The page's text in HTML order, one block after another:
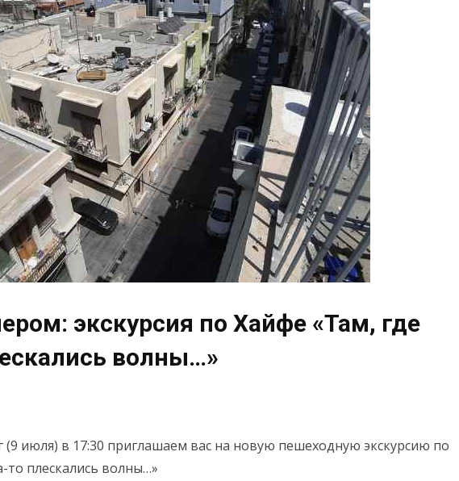
экскурсия по Хайфе «Там, где
волны…»
июля) в 17:30 приглашаем вас на новую пешеходную экскурсию по
то плескались волны…»